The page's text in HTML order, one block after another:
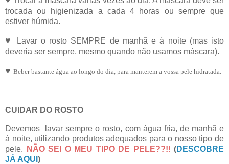
trocada ou higienizada a cada 4 horas ou sempre que
estiver húmida.
♥
Lavar o rosto SEMPRE de manhã e à noite (mas isto
deveria ser sempre, mesmo quando não usamos máscara).
♥ Beber bastante água ao longo do dia, para manterem a vossa pele hidratada.
CUIDAR DO ROSTO
Devemos lavar sempre o rosto, com água fria, de manhã e
à noite, utilizando produtos adequados para o nosso tipo de
pele.
NÃO SEI O MEU TIPO DE PELE??!! (DESCOBRE
JÁ AQUI )